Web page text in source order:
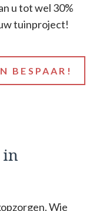
u tot wel 30%
tuinproject!
BESPAAR!
in
Wie